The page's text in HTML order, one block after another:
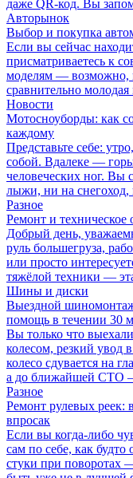
даже QR-код. Вы
Авторынок
Выбор и покупка
Если вы сейчас
присматриваетесь к
моделям — возможно,
сравнительно молодая
Новости
Мотосноуборды: как
каждому
Представьте себе:
собой. Вдалеке —
человеческих ног. Вы
лыжи, ни на снегоход,
Разное
Ремонт и
Добрый день,
руль большегруза,
или просто
тяжёлой техники —
Шины и диски
Выездной
помощь в течении 30
Вы только что
колесом, резкий увод
колесо сдувается на
а до ближайшей СТО
Разное
Ремонт рулевых реек:
впросак
Если вы когда-либо
сам по себе, как
стуки при поворотах